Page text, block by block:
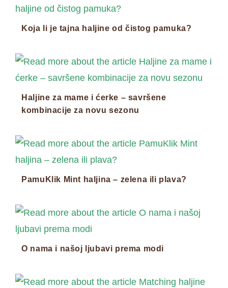
Koja li je tajna haljine od čistog pamuka?
Haljine za mame i ćerke – savršene
kombinacije za novu sezonu
PamuKlik Mint haljina – zelena ili plava?
O nama i našoj ljubavi prema modi